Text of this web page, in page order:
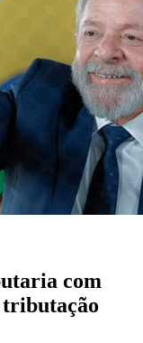
com
tributação